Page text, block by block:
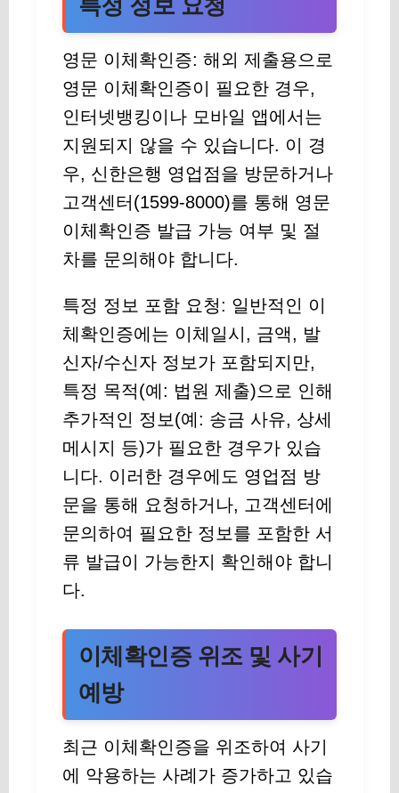
특정 정보 요청
영문 이체확인증: 해외 제출용으로
영문 이체확인증이 필요한 경우,
인터넷뱅킹이나 모바일 앱에서는
지원되지 않을 수 있습니다. 이 경
우, 신한은행 영업점을 방문하거나
고객센터(1599-8000)를 통해 영문
이체확인증 발급 가능 여부 및 절
차를 문의해야 합니다.
특정 정보 포함 요청: 일반적인 이
체확인증에는 이체일시, 금액, 발
신자/수신자 정보가 포함되지만,
특정 목적(예: 법원 제출)으로 인해
추가적인 정보(예: 송금 사유, 상세
메시지 등)가 필요한 경우가 있습
니다. 이러한 경우에도 영업점 방
문을 통해 요청하거나, 고객센터에
문의하여 필요한 정보를 포함한 서
류 발급이 가능한지 확인해야 합니
다.
이체확인증 위조 및 사기
예방
최근 이체확인증을 위조하여 사기
에 악용하는 사례가 증가하고 있습